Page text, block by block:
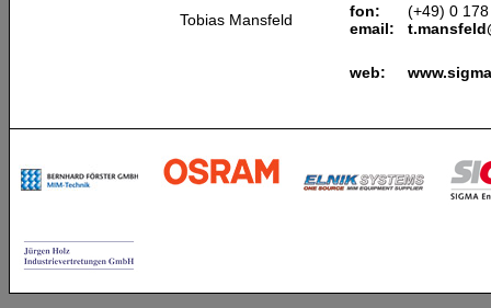
Tobias Mansfeld
fon:
email:
(+49) 0
web: